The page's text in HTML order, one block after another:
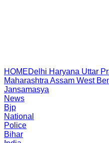
HOMEDelhi Haryana Uttar
Maharashtra Assam West
Jansamasya
News
Bjp
National
Police
Bihar